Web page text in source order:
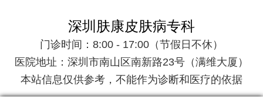
深圳肤康皮肤病专科
门诊时间：8:00 - 17:00（节假日不休）
医院地址：深圳市南山区南新路23号（满维大厦）
本站信息仅供参考，不能作为诊断和医疗的依据